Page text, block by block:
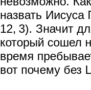
назвать
12, 3). Значит
который сошел
время
вот почему без